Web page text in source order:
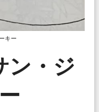
キー
ン・ジ